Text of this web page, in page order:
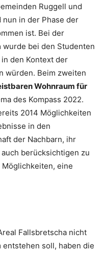
Ruggell und
in der Phase der
ist. Bei der
wurde bei den Studenten
den Kontext der
würden. Beim zweiten
Wohnraum für
des Kompass 2022.
2014 Möglichkeiten
in den
der Nachbarn, ihr
berücksichtigen zu
eine
Fallsbretscha nicht
soll, haben die